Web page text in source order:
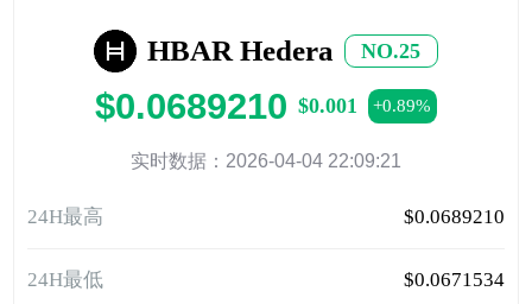
HBAR Hedera NO.25
$0.0689210 $0.001 +0.89%
实时数据：2026-04-04 22:09:21
24H最高 $0.0689210
24H最低 $0.0671534